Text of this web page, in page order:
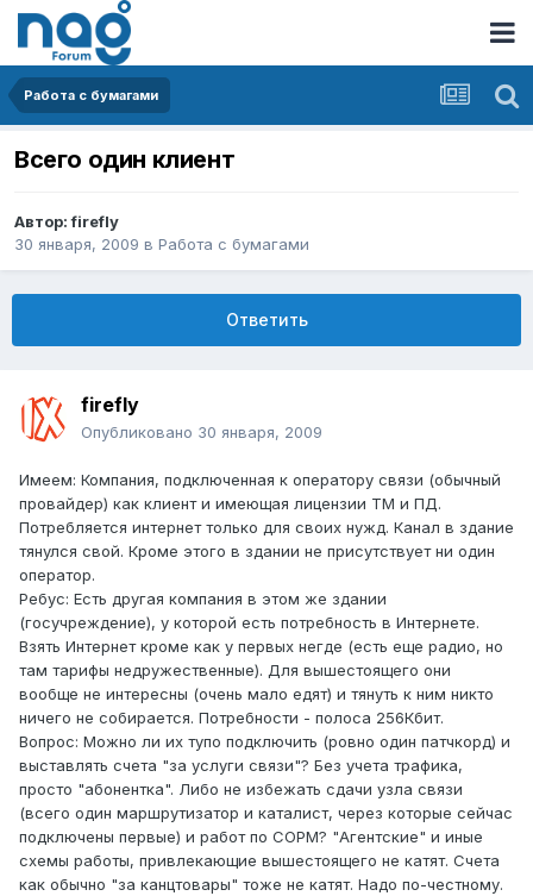
Работа с бумагами
Всего один клиент
Автор:firefly
30 января, 2009 в Работа с бумагами
Ответить
firefly
Опубликовано 30 января, 2009
Имеем: Компания, подключенная к оператору связи (обычный
провайдер) как клиент и имеющая лицензии ТМ и ПД.
Потребляется интернет только для своих нужд. Канал в здание
тянулся свой. Кроме этого в здании не присутствует ни один
оператор.
Ребус: Есть другая компания в этом же здании
(госучреждение), у которой есть потребность в Интернете.
Взять Интернет кроме как у первых негде (есть еще радио, но
там тарифы недружественные). Для вышестоящего они
вообще не интересны (очень мало едят) и тянуть к ним никто
ничего не собирается. Потребности - полоса 256Кбит.
Вопрос: Можно ли их тупо подключить (ровно один патчкорд) и
выставлять счета "за услуги связи"? Без учета трафика,
просто "абонентка". Либо не избежать сдачи узла связи
(всего один маршрутизатор и каталист, через которые сейчас
подключены первые) и работ по СОРМ? "Агентские" и иные
схемы работы, привлекающие вышестоящего не катят. Счета
как обычно "за канцтовары" тоже не катят. Надо по-честному.